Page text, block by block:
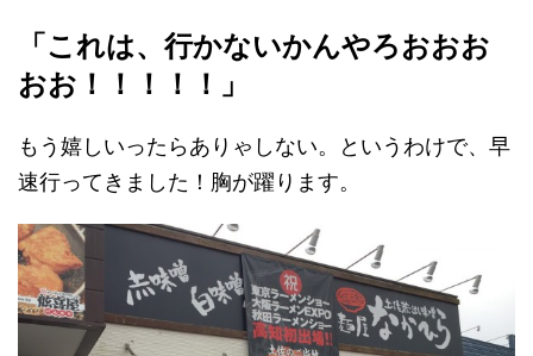
「これは、 行かないかんやろおおお
おお！！！！！」
もう嬉しいったらありゃしない。というわけで、早
速行ってきました！胸が躍ります。